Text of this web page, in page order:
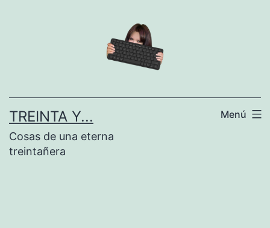
TREINTA Y...
Cosas de una eterna
treintañera
Menú